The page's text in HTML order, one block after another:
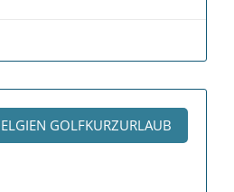
GOLFKURZURLAUB